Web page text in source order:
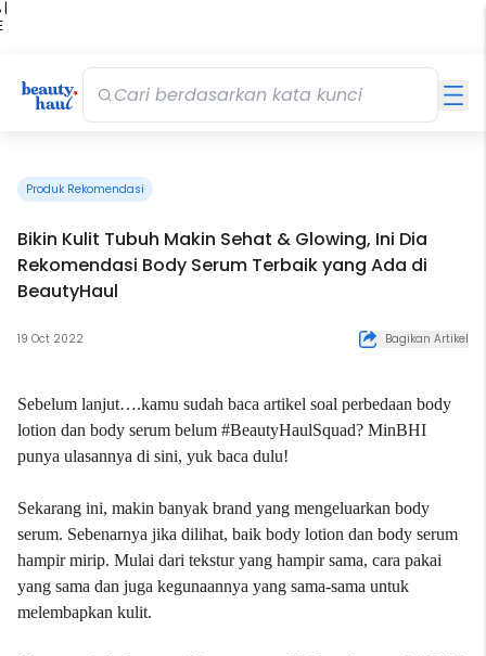
|
Produk Rekomendasi
Bikin Kulit Tubuh Makin Sehat & Glowing, Ini Dia
Rekomendasi Body Serum Terbaik yang Ada di
BeautyHaul
19 Oct 2022 Bagikan Artikel
Sebelum lanjut….kamu sudah baca artikel soal perbedaan body
lotion dan body serum belum #BeautyHaulSquad? MinBHI
punya ulasannya di sini, yuk baca dulu!
Sekarang ini, makin banyak brand yang mengeluarkan body
serum. Sebenarnya jika dilihat, baik body lotion dan body serum
hampir mirip. Mulai dari tekstur yang hampir sama, cara pakai
yang sama dan juga kegunaannya yang sama-sama untuk
melembapkan kulit.